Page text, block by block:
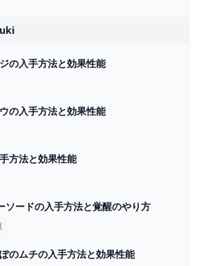
の入手方法と効果性能
の入手方法と効果性能
方法と効果性能
ソードの入手方法と覚醒のやり方
のムチの入手方法と効果性能